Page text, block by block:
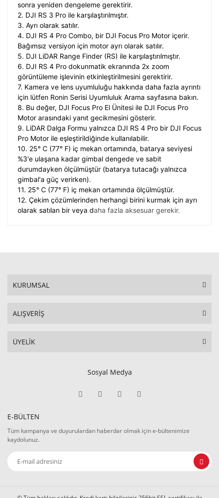
sonra yeniden dengeleme gerektirir.
2. DJI RS 3 Pro ile karşılaştırılmıştır.
3. Ayrı olarak satılır.
4. DJI RS 4 Pro Combo, bir DJI Focus Pro Motor içerir.
Bağımsız versiyon için motor ayrı olarak satılır.
5. DJI LiDAR Range Finder (RS) ile karşılaştırılmıştır.
6. DJI RS 4 Pro dokunmatik ekranında 2x zoom
görüntüleme işlevinin etkinleştirilmesini gerektirir.
7. Kamera ve lens uyumluluğu hakkında daha fazla ayrıntı
için lütfen Ronin Serisi Uyumluluk Arama sayfasına bakın.
8. Bu değer, DJI Focus Pro El Ünitesi ile DJI Focus Pro
Motor arasındaki yanıt gecikmesini gösterir.
9. LiDAR Dalga Formu yalnızca DJI RS 4 Pro bir DJI Focus
Pro Motor ile eşleştirildiğinde kullanılabilir.
10. 25° C (77° F) iç mekan ortamında, batarya seviyesi
%3'e ulaşana kadar gimbal dengede ve sabit
durumdayken ölçülmüştür (batarya tutacağı yalnızca
gimbal'a güç verirken).
11. 25° C (77° F) iç mekan ortamında ölçülmüştür.
12. Çekim çözümlerinden herhangi birini kurmak için ayrı
olarak satılan bir veya daha fazla aksesuar gerekir.
KURUMSAL
ALIŞVERİŞ
ÜYELİK
Sosyal Medya
E-BÜLTEN
Tüm kampanya ve duyurulardan haberdar olmak için e-bültenimize
kaydolunuz.